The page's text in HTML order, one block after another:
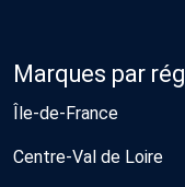
Marques par
Île-de-France
Centre-Val de Loire